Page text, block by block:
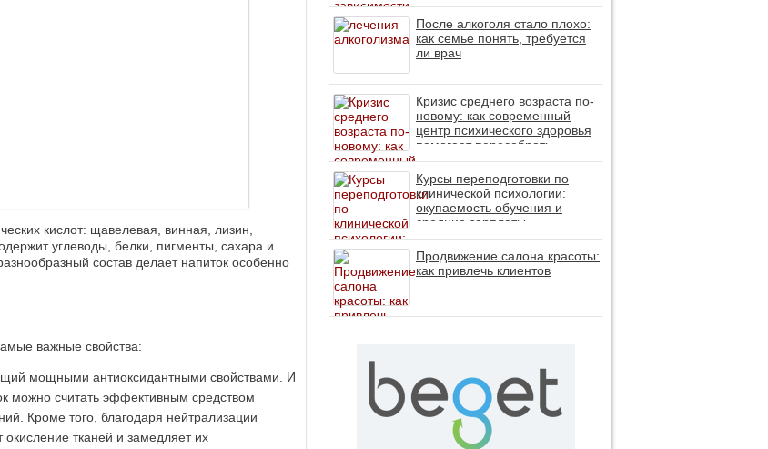
кислот: щавелевая, винная, лизин,
углеводы, белки, пигменты, сахара и
состав делает напиток особенно
важные свойства:
мощными антиоксидантными свойствами. И
можно считать эффективным средством
Кроме того, благодаря нейтрализации
тканей и замедляет их
После алкоголя стало плохо:
как семье понять, требуется
ли врач
Кризис среднего возраста по-
новому: как современный
центр психического здоровья
помогает пересобрать
личность без таблеток (методы
ДПДГ и КПТ)
Курсы переподготовки по
клинической психологии:
окупаемость обучения и
средние зарплаты
специалистов в 2026 году
Продвижение салона красоты:
как привлечь клиентов